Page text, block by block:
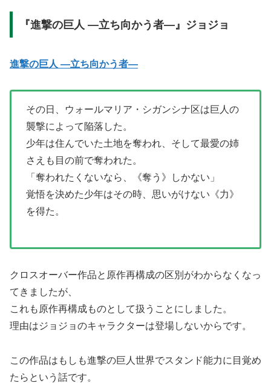
『進撃の巨人 ―立ち向かう者―』ジョジョ
進撃の巨人 ―立ち向かう者―
その日、ウォールマリア・シガンシナ区は巨人の
襲撃によって陥落した。
少年は住んでいた土地を奪われ、そして最愛の姉
さえも目の前で奪われた。
「奪われたくないなら、《奪う》しかない」
覚悟を決めた少年はその時、思いがけない《力》
を得た。
クロスオーバー作品と原作再構成の区別がわからなくなっ
てきましたが、
これも原作再構成ものとして扱うことにしました。
理由はジョジョのキャラクターは登場しないからです。
この作品はもしも進撃の巨人世界でスタンド能力に目覚め
たらという話です。